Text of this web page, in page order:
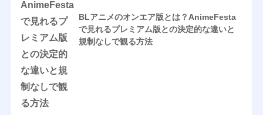
BLアニメのオンエア版とは？AnimeFesta
で見れるプレミアム版との決定的な違いと
規制なしで観る方法